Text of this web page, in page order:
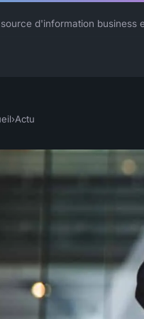
d'information business
›Actu